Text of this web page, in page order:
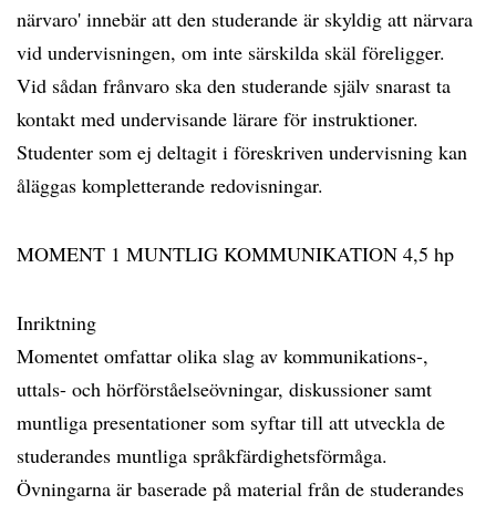
närvaro' innebär att den studerande är skyldig att närvara
vid undervisningen, om inte särskilda skäl föreligger.
Vid sådan frånvaro ska den studerande själv snarast ta
kontakt med undervisande lärare för instruktioner.
Studenter som ej deltagit i föreskriven undervisning kan
åläggas kompletterande redovisningar.
MOMENT 1 MUNTLIG KOMMUNIKATION 4,5 hp
Inriktning
Momentet omfattar olika slag av kommunikations-,
uttals- och hörförståelseövningar, diskussioner samt
muntliga presentationer som syftar till att utveckla de
studerandes muntliga språkfärdighetsförmåga.
Övningarna är baserade på material från de studerandes